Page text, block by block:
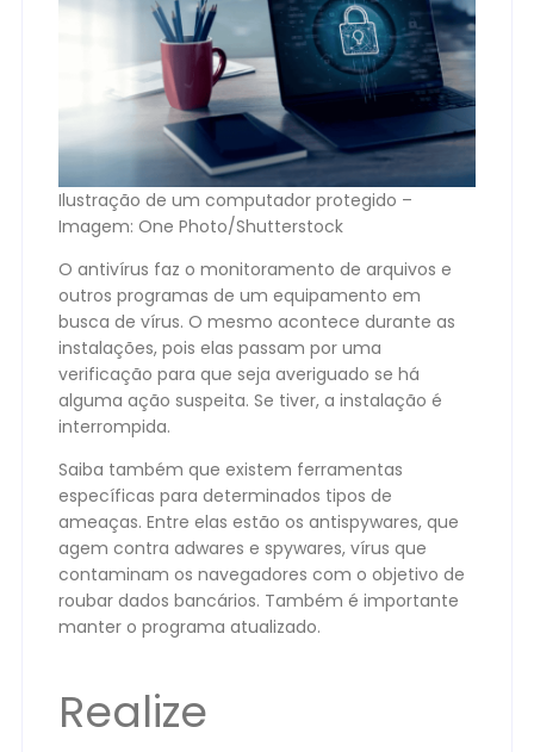
Ilustração de um computador protegido –
Imagem: One Photo/Shutterstock
O antivírus faz o monitoramento de arquivos e
outros programas de um equipamento em
busca de vírus. O mesmo acontece durante as
instalações, pois elas passam por uma
verificação para que seja averiguado se há
alguma ação suspeita. Se tiver, a instalação é
interrompida.
Saiba também que existem ferramentas
específicas para determinados tipos de
ameaças. Entre elas estão os antispywares, que
agem contra adwares e spywares, vírus que
contaminam os navegadores com o objetivo de
roubar dados bancários. Também é importante
manter o programa atualizado.
Realize